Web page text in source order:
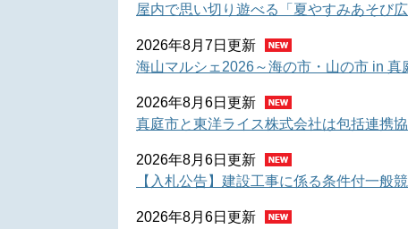
報
屋内で思い切り遊べる「夏やすみあそび広
2026年8月7日更新
海山マルシェ2026～海の市・山の市 in 真
2026年8月6日更新
真庭市と東洋ライス株式会社は包括連携
2026年8月6日更新
【入札公告】建設工事に係る条件付一般
2026年8月6日更新